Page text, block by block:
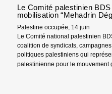
PALESTINIENS
ET
ISRAÉLIENS
!
Le Comité palestinien
mobilisation “Mehadrin
Palestine occupée, 14 juin
Le Comité national palestinien
coalition de syndicats,
politiques palestiniens qui
palestinienne pour le mouvement